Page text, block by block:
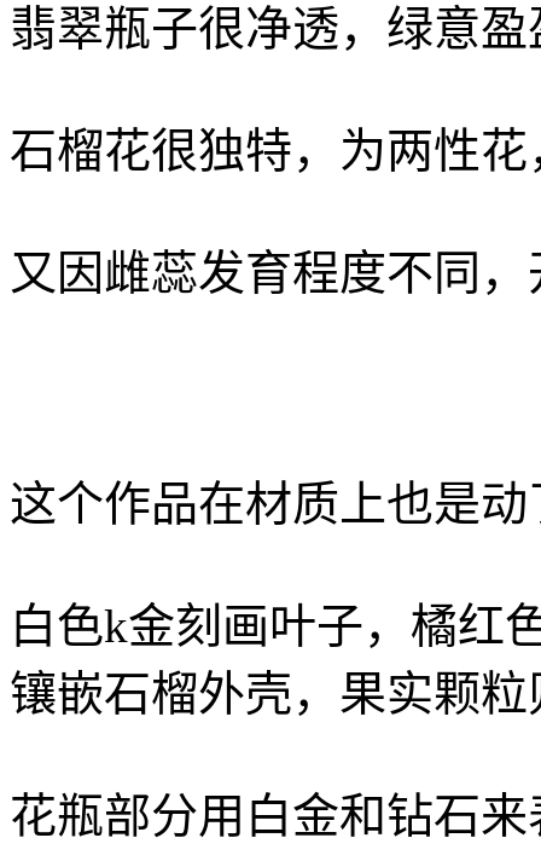
翡翠瓶子很净透，绿意
石榴花很独特，为两性
又因雌蕊发育程度不同
这个作品在材质上也是
白色k金刻画叶子，橘红
镶嵌石榴外壳，果实颗
花瓶部分用白金和钻石